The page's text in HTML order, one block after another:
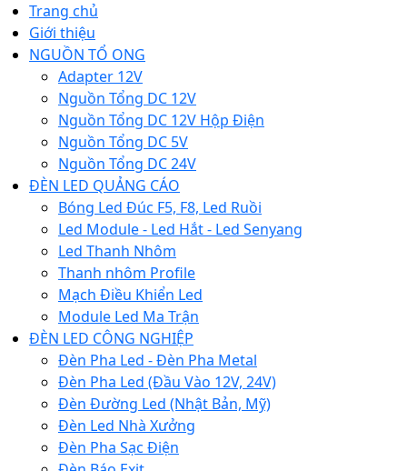
Trang chủ
Giới thiệu
NGUỒN TỔ ONG
Adapter 12V
Nguồn Tổng DC 12V
Nguồn Tổng DC 12V Hộp Điện
Nguồn Tổng DC 5V
Nguồn Tổng DC 24V
ĐÈN LED QUẢNG CÁO
Bóng Led Đúc F5, F8, Led Ruồi
Led Module - Led Hắt - Led Senyang
Led Thanh Nhôm
Thanh nhôm Profile
Mạch Điều Khiển Led
Module Led Ma Trận
ĐÈN LED CÔNG NGHIỆP
Đèn Pha Led - Đèn Pha Metal
Đèn Pha Led (Đầu Vào 12V, 24V)
Đèn Đường Led (Nhật Bản, Mỹ)
Đèn Led Nhà Xưởng
Đèn Pha Sạc Điện